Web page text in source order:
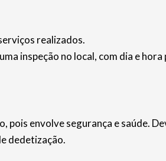
realizados.
inspeção no local, com dia e
envolve segurança e saúde.
dedetização.